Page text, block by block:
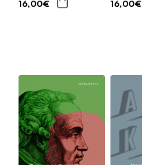
16,00€ 16,00€